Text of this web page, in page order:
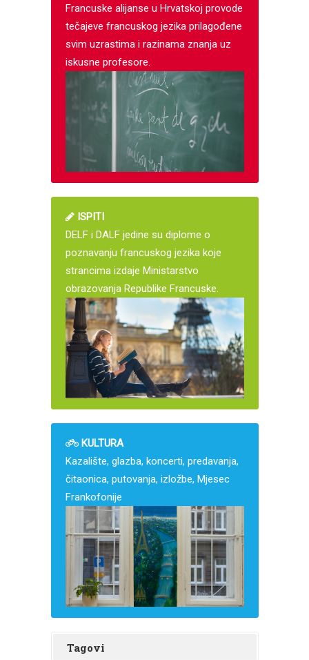
Francuske alijanse u Hrvatskoj provode
tečajeve francuskog jezika prilagođene
svim uzrastima i razinama znanja uz
iskusne profesore.
ISPITI
DELF i DALF jedine su diplome o
poznavanju francuskog jezika koje
strancima izdaje Ministarstvo
obrazovanja Republike Francuske.
KULTURA
Kazalište, glazba, koncerti, predavanja,
čitaonica, putovanja, izložbe, Mjesec
Frankofonije
Tagovi